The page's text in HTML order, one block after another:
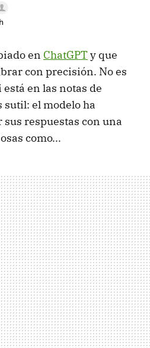
en ChatGPTy que
con precisión. No es
en las notas de
sutil: el modelo ha
respuestas con una
como...